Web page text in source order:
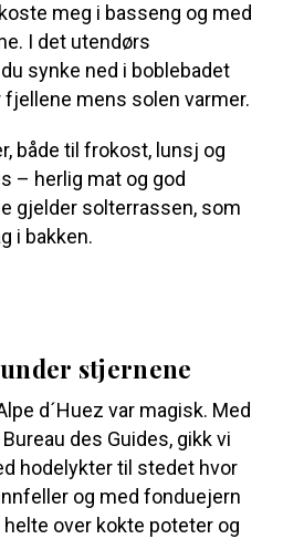
meg i basseng og med
I det utendørs
synke ned i boblebadet
mens solen varmer.
både til frokost, lunsj og
– herlig mat og god
gjelder solterrassen, som
i bakken.
stjernene
d´Huez var magisk. Med
Bureau des Guides, gikk vi
hodelykter til stedet hvor
og med fonduejern
over kokte poteter og